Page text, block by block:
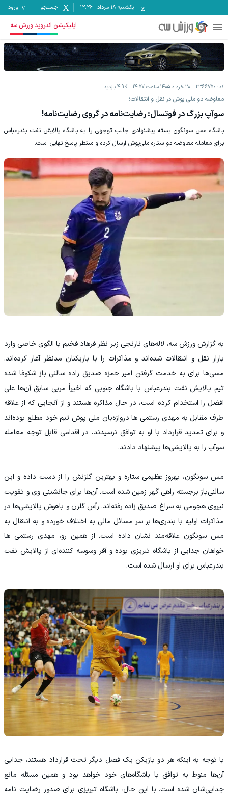
یکشنبه ۱۸ مرداد -
12:26 جستجو ورود
اپلیکیشن اندروید ورزش سه
کد: 2366750 20 خرداد 1405 ساعت 14:57 4.9K بازدید
معاوضه دو ملی پوش در نقل و انتقالات؛
سوآپ بزرگ در فوتسال: رضایت‌نامه در گروی رضایت‌نامه!
باشگاه مس سونگون بسته پیشنهادی جالب توجهی را به باشگاه پالایش نفت بندرعباس
برای معامله معاوضه دو ستاره ملی‌پوش ارسال کرده و منتظر پاسخ نهایی است.
به گزارش ورزش سه، لاله‌های نارنجی زیر نظر فرهاد فخیم با الگوی خاصی وارد
بازار نقل و انتقالات شده‌اند و مذاکرات را با بازیکنان مدنظر آغاز کرده‌اند.
مسی‌ها برای به خدمت گرفتن امیر حمزه صدیق زاده سالنی باز شکوفا شده
تیم پالایش نفت بندرعباس با باشگاه جنوبی که اخیراً مربی سابق آن‌ها علی
افضل را استخدام کرده است، در حال مذاکره هستند و از آنجایی که از علاقه
طرف مقابل به مهدی رستمی ها دروازه‌بان ملی پوش تیم خود مطلع بوده‌اند
و برای تمدید قرارداد با او به توافق نرسیدند، در اقدامی قابل توجه معامله
سوآپ را به پالایشی‌ها پیشنهاد دادند.
مس سونگون، بهروز عظیمی ستاره و بهترین گلزنش را از دست داده و این
سالنی‌باز برجسته راهی گهر زمین شده است. آن‌ها برای جانشینی وی و تقویت
نیروی هجومی به سراغ صدیق زاده رفته‌اند. رأس گلزن و باهوش پالایشی‌ها در
مذاکرات اولیه با بندری‌ها بر سر مسائل مالی به اختلاف خورده و به انتقال به
مس سونگون علاقه‌مند نشان داده است. از همین رو، مهدی رستمی ها
خواهان جدایی از باشگاه تبریزی بوده و آفر وسوسه کننده‌ای از پالایش نفت
بندرعباس برای او ارسال شده است.
با توجه به اینکه هر دو بازیکن یک فصل دیگر تحت قرارداد هستند، جدایی
آن‌ها منوط به توافق با باشگاه‌های خود خواهد بود و همین مسئله مانع
جدایی‌شان شده است. با این حال، باشگاه تبریزی برای صدور رضایت نامه